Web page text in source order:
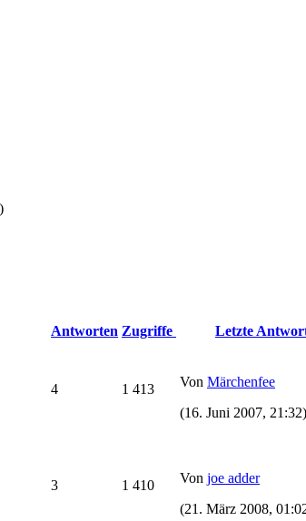
Antworten Zugriffe Letzte
4 1 413 Von Märchenfee
(16. Juni 2007, 21:32)
3 1 410 Von joe adder
(21. März 2008,